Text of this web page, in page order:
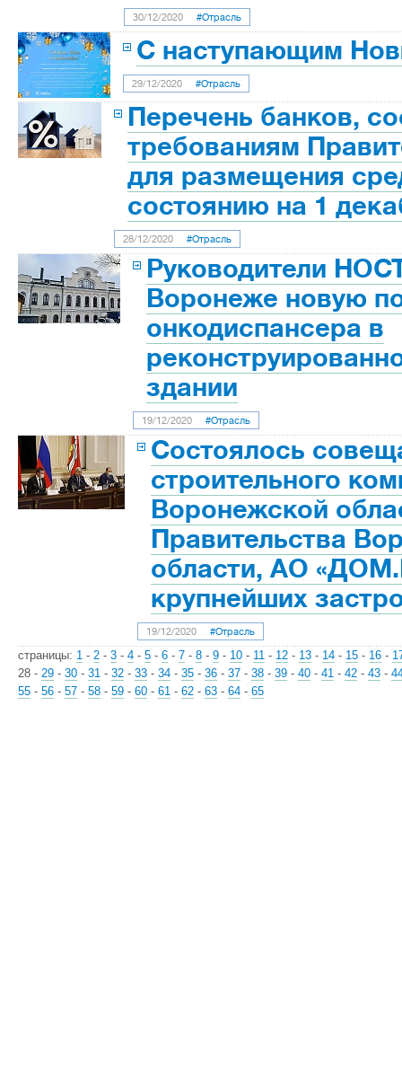
30/12/2020 #Отрасль
С наступающим
29/12/2020 #Отрасль
Перечень банков,
требованиям
для размещения
состоянию на 1
28/12/2020 #Отрасль
Руководители
Воронеже новую
онкодиспансера в
здании
19/12/2020 #Отрасль
Состоялось
строительного
Воронежской
Правительства
области, АО
крупнейших
19/12/2020 #Отрасль
страницы: 1 - 2 - 3 - 4 - 5 - 6 - 7 - 8 - 9 - 10 - 11 - 12 - 13 - 14 - 15 - 16 -
28 - 29 - 30 - 31 - 32 - 33 - 34 - 35 - 36 - 37 - 38 - 39 - 40 - 41 - 42 - 43 -
55 - 56 - 57 - 58 - 59 - 60 - 61 - 62 - 63 - 64 - 65